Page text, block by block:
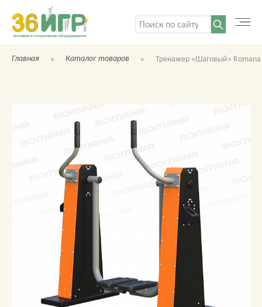
КАТАЛОГ ТОВАРОВ
О КОМПАНИИ
Поиск:
Главная Каталог товаров Тренажер «Шаговый»